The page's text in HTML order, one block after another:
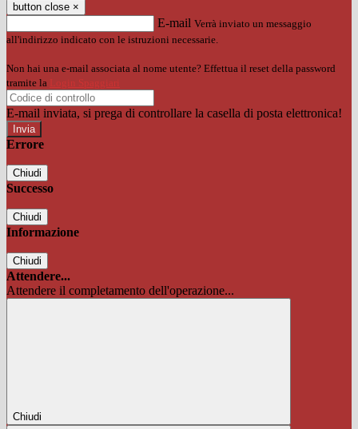
button close ×
E-mail Verrà inviato un messaggio
all'indirizzo indicato con le istruzioni necessarie.
Non hai una e-mail associata al nome utente? Effettua il reset della password
tramite la Login Spaggiari
E-mail inviata, si prega di controllare la casella di posta elettronica!
Errore
Chiudi
Successo
Chiudi
Informazione
Chiudi
Attendere...
Attendere il completamento dell'operazione...
Chiudi